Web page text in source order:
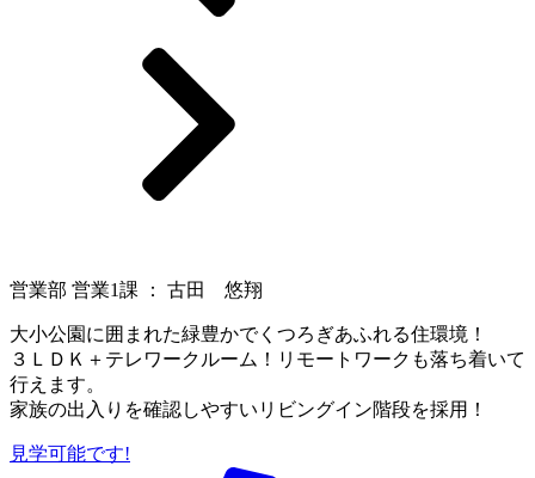
営業部 営業1課 ： 古田 悠翔
大小公園に囲まれた緑豊かでくつろぎあふれる住環境！
３ＬＤＫ＋テレワークルーム！リモートワークも落ち着いて
行えます。
家族の出入りを確認しやすいリビングイン階段を採用！
見学可能です!